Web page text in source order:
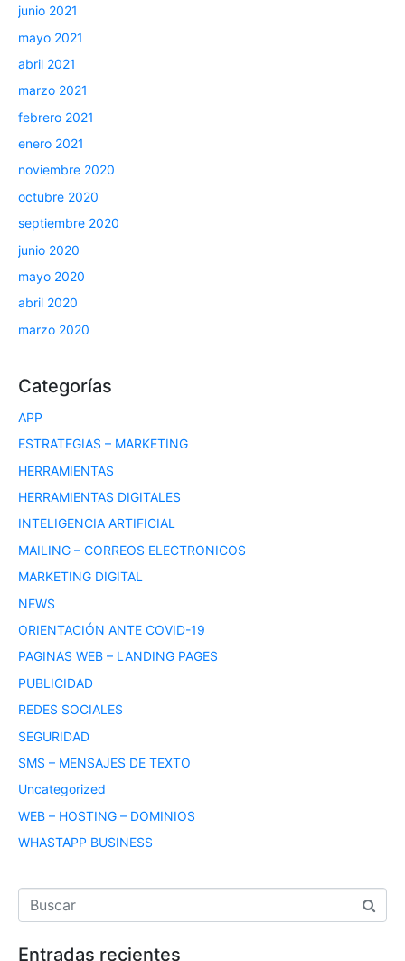
junio 2021
mayo 2021
abril 2021
marzo 2021
febrero 2021
enero 2021
noviembre 2020
octubre 2020
septiembre 2020
junio 2020
mayo 2020
abril 2020
marzo 2020
Categorías
APP
ESTRATEGIAS – MARKETING
HERRAMIENTAS
HERRAMIENTAS DIGITALES
INTELIGENCIA ARTIFICIAL
MAILING – CORREOS ELECTRONICOS
MARKETING DIGITAL
NEWS
ORIENTACIÓN ANTE COVID-19
PAGINAS WEB – LANDING PAGES
PUBLICIDAD
REDES SOCIALES
SEGURIDAD
SMS – MENSAJES DE TEXTO
Uncategorized
WEB – HOSTING – DOMINIOS
WHASTAPP BUSINESS
Entradas recientes